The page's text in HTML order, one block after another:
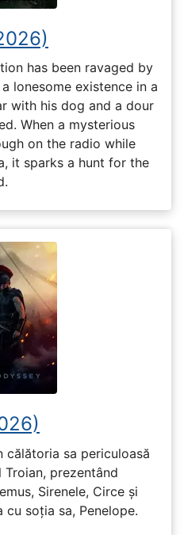
has been ravaged by
lonesome existence in a
with his dog and a dour
When a mysterious
on the radio while
it sparks a hunt for the
călătoria sa periculoasă
Troian, prezentând
Sirenele, Circe și
soția sa, Penelope.